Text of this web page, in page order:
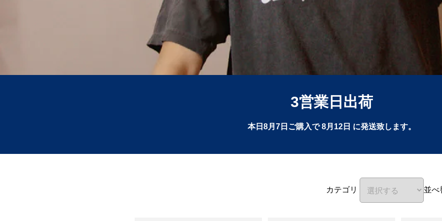
3営業日出荷
本日 8月7日 ご購入で8月12日 に発送致します。
カテゴリ 並